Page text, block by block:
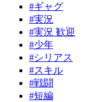
#ギャグ
#実況
#実況 歓迎
#少年
#シリアス
#スキル
#戦闘
#短編